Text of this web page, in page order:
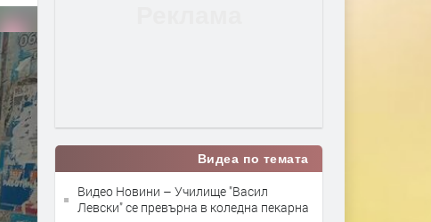
Видеа по темата
Видео Новини – Училище "Васил
Левски" се превърна в коледна пекарна